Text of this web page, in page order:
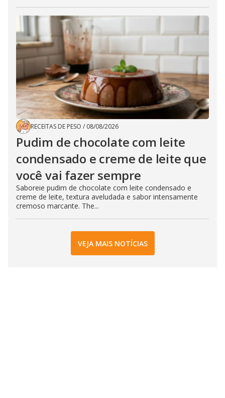
RECEITAS DE PESO / 08/08/2026
Pudim de chocolate com leite
condensado e creme de leite que
você vai fazer sempre
Saboreie pudim de chocolate com leite condensado e
creme de leite, textura aveludada e sabor intensamente
cremoso marcante. The...
VEJA MAIS NOTÍCIAS